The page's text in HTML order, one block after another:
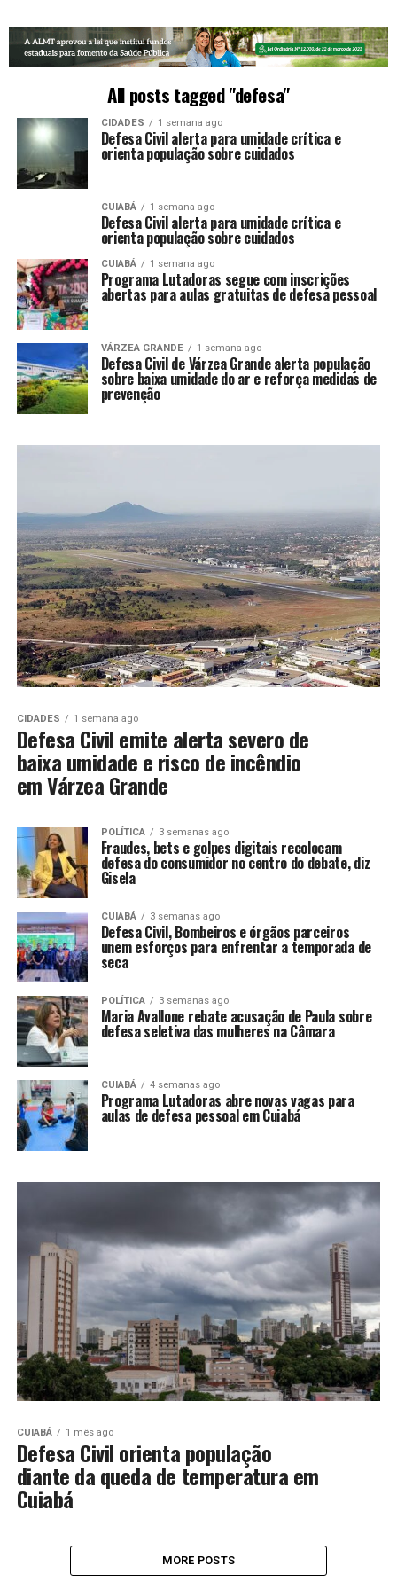
All posts tagged "defesa"
CIDADES 1 semana ago
Defesa Civil alerta para umidade crítica e
orienta população sobre cuidados
CUIABÁ 1 semana ago
Defesa Civil alerta para umidade crítica e
orienta população sobre cuidados
CUIABÁ 1 semana ago
Programa Lutadoras segue com inscrições
abertas para aulas gratuitas de defesa pessoal
VÁRZEA GRANDE 1 semana ago
Defesa Civil de Várzea Grande alerta população
sobre baixa umidade do ar e reforça medidas de
prevenção
CIDADES 1 semana ago
Defesa Civil emite alerta severo de
baixa umidade e risco de incêndio
em Várzea Grande
POLÍTICA 3 semanas ago
Fraudes, bets e golpes digitais recolocam
defesa do consumidor no centro do debate, diz
Gisela
CUIABÁ 3 semanas ago
Defesa Civil, Bombeiros e órgãos parceiros
unem esforços para enfrentar a temporada de
seca
POLÍTICA 3 semanas ago
Maria Avallone rebate acusação de Paula sobre
defesa seletiva das mulheres na Câmara
CUIABÁ 4 semanas ago
Programa Lutadoras abre novas vagas para
aulas de defesa pessoal em Cuiabá
CUIABÁ 1 mês ago
Defesa Civil orienta população
diante da queda de temperatura em
Cuiabá
MORE POSTS